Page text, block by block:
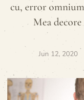
cu, error
Mea
Jun 12, 2020